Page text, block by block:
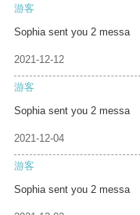
游客
Sophia sent you 2 messa
2021-12-12
游客
Sophia sent you 2 messa
2021-12-04
游客
Sophia sent you 2 messa